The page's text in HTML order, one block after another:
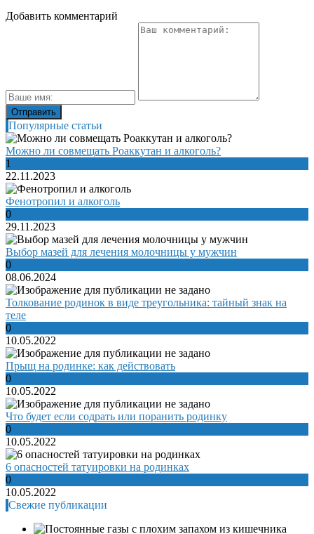
Добавить комментарий
Популярные статьи
Можно ли совмещать Роаккутан и алкоголь?
1
22.11.2023
Фенотропил и алкоголь
0
29.11.2023
Выбор мазей для лечения молочницы у мужчин
0
08.06.2024
Толкование родинок в виде треугольника: тайный знак на
теле
0
10.05.2022
Прыщ на родинке: как действовать
0
10.05.2022
Что будет если содрать или поранить родинку
0
10.05.2022
6 опасностей татуировки на родинках
0
10.05.2022
Свежие публикации